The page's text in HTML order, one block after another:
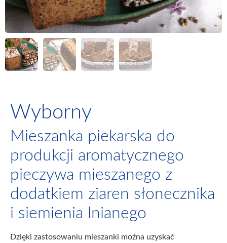
Wyborny
Mieszanka piekarska do
produkcji aromatycznego
pieczywa mieszanego z
dodatkiem ziaren słonecznika
i siemienia lnianego
Dzięki zastosowaniu mieszanki można uzyskać